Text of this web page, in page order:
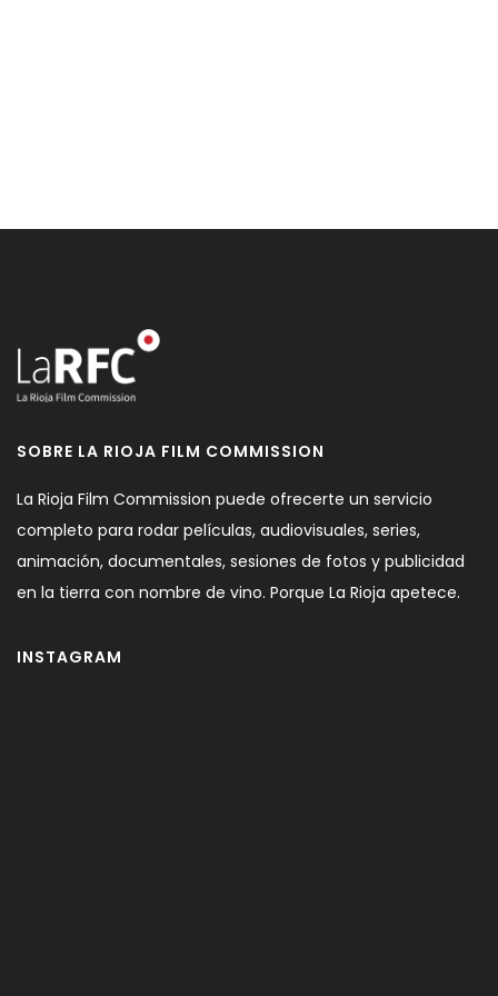
SOBRE LA RIOJA FILM COMMISSION
La Rioja Film Commission puede ofrecerte un servicio
completo para rodar películas, audiovisuales, series,
animación, documentales, sesiones de fotos y publicidad
en la tierra con nombre de vino. Porque La Rioja apetece.
INSTAGRAM